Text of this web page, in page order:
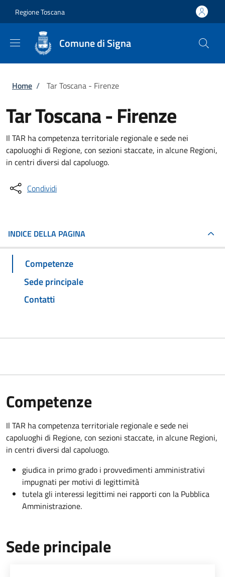
Regione Toscana
Comune di Signa
Briciole di pane
Home / Tar Toscana - Firenze
Tar Toscana - Firenze
Il TAR ha competenza territoriale regionale e sede nei
capoluoghi di Regione, con sezioni staccate, in alcune Regioni,
in centri diversi dal capoluogo.
Condividi
INDICE DELLA PAGINA
Competenze
Sede principale
Contatti
Competenze
Il TAR ha competenza territoriale regionale e sede nei
capoluoghi di Regione, con sezioni staccate, in alcune Regioni,
in centri diversi dal capoluogo.
giudica in primo grado i provvedimenti amministrativi
impugnati per motivi di legittimità
tutela gli interessi legittimi nei rapporti con la Pubblica
Amministrazione.
Sede principale